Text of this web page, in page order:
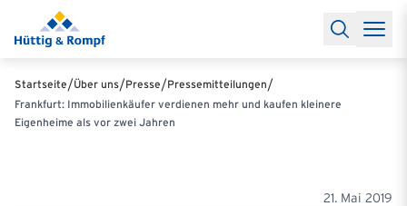
Baufinanzierung
RechnerBaufinanzierungsrechner
Anschlussfinanzierung
Partnerschaft
Partner werden
Erfolgreiche Partnerschaften
Reports
Käuferprofile 2026 10 Jahre Städtevergleich
Charts & Rechner Aktuelle Bauzinsen
Startseite/Über uns/Presse/Pressemitteilungen/
Frankfurt: Immobilienkäufer verdienen mehr und kaufen kleinere
Eigenheime als vor zwei Jahren
21. Mai 2019